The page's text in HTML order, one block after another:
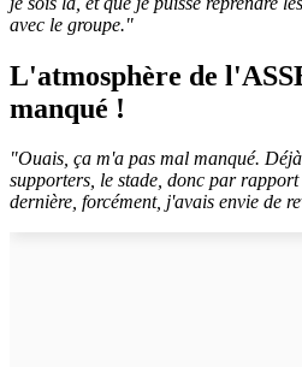
avec le groupe."
L'atmosphère de
manqué !
"Ouais, ça m'a pas mal manqué.
supporters, le stade, donc par
dernière, forcément, j'avais envie de